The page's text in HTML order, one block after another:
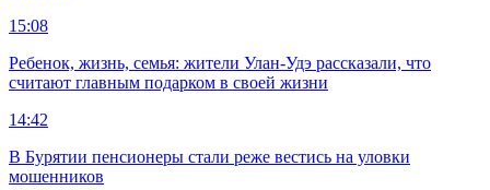
15:08
Ребенок, жизнь, семья: жители Улан-Удэ рассказали, что
считают главным подарком в своей жизни
14:42
В Бурятии пенсионеры стали реже вестись на уловки
мошенников